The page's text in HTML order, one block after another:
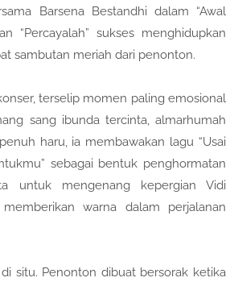
Barsena Bestandhi dalam “Awal
“Percayalah” sukses menghidupkan
sambutan meriah dari penonton.
terselip momen paling emosional
sang ibunda tercinta, almarhumah
haru, ia membawakan lagu “Usai
sebagai bentuk penghormatan
untuk mengenang kepergian Vidi
warna dalam perjalanan
situ. Penonton dibuat bersorak ketika